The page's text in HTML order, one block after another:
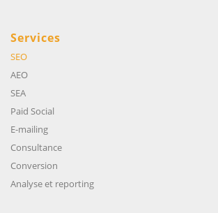
Services
SEO
AEO
SEA
Paid Social
E-mailing
Consultance
Conversion
Analyse et reporting